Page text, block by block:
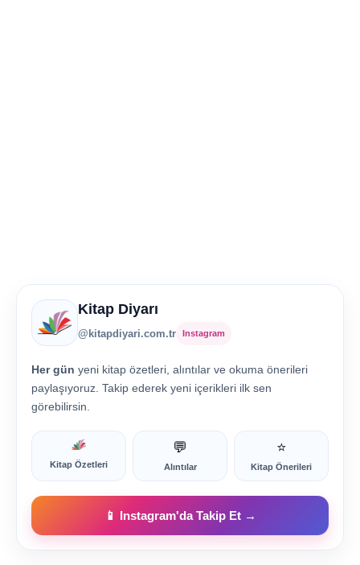
Kitap Diyarı
@kitapdiyari.com.tr Instagram
Her gün yeni kitap özetleri, alıntılar ve okuma önerileri
paylaşıyoruz. Takip ederek yeni içerikleri ilk sen
görebilirsin.
Kitap Özetleri
💬
Alıntılar
⭐
Kitap Önerileri
📱 Instagram'da Takip Et →